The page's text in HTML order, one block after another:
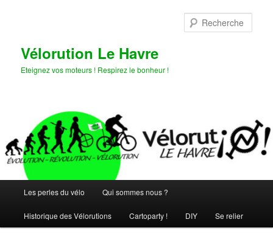
Vélorution Le Havre
Eteignez vos moteurs ! Respirez le bonheur !
principal
Les perles du vélo Qui sommes nous ?
Historique des Vélorutions Cartoparty ! DIY Se relier